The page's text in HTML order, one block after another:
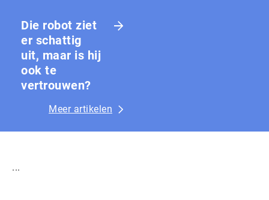
Die robot ziet
er schattig
uit, maar is hij
ook te
vertrouwen?
Meer artikelen
...